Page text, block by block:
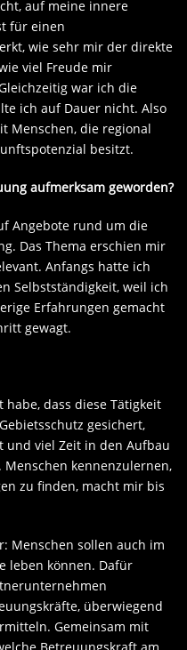
auf meine innere
für einen
wie sehr mir der direkte
viel Freude mir
war ich die
ich auf Dauer nicht. Also
Menschen, die regional
besitzt.
aufmerksam geworden?
Angebote rund um die
Das Thema erschien mir
Anfangs hatte ich
Selbstständigkeit, weil ich
Erfahrungen gemacht
gewagt.
habe, dass diese Tätigkeit
gesichert,
und viel Zeit in den Aufbau
kennenzulernen,
zu finden, macht mir bis
Menschen sollen auch im
leben können. Dafür
überwiegend
Gemeinsam mit